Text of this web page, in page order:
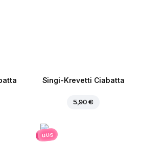
Singi-Krevetti Ciabatta
5,90 €
uus